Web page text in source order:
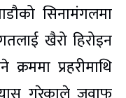
सिनामंगलमा
खैरो हिरोइन
क्रममा प्रहरीमाथि